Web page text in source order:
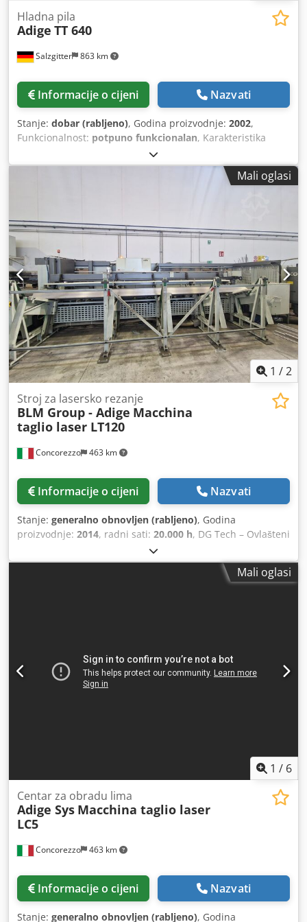
Salzgitter 863 km
Hladna pila
Adige TT 640
Informacije o cijeni Nazvati
Stanje: dobar (rabljeno), Godina proizvodnje: 2002,
Funkcionalnost: potpuno funkcionalan, Karakteristika
Tehnički podaci Vrsta stroja Potpuno automatska CNC
kružna pila za rezanje cijevi Vrsta reza Ravni rez (90°)
Promjer cijevi Ø 8–80 mm (ponekad navedeno 10–80 mm)
šipke 6.500 mm Minimalna duljina šipke 2.000 mm
Maksimalna duljina reza 4.500 mm Minimalna duljina reza
50 m
Mali oglasi
1 /2
Concorezzo 463 km
Stroj za lasersko rezanje
BLM Group - Adige Macchina
taglio laser LT120
Informacije o cijeni Nazvati
Stanje: generalno obnovljen (rabljeno), Godina
proizvodnje: 2014, radni sati: 20.000 h, DG Tech – Ovlašteni
centar za reviziju BLM Group DG Tech je nastao kao
izdvajanje iz DGService kako bi ciljano odgovorio na tržište
rabljenih strojeva BLM Group. Zahvaljujući iskustvu
demontažom i transportom, čime eliminiramo rizike
privatne prodaje. U suradnji s BLM Group isporučujemo
specijalizirane softvere, tehničku obuku i postprodajnu
PRONALAŽENJE ZAVARA LT120, INTEGRIRANI MIKRODOZER.
Mali oglasi
1 / 6
Concorezzo 463 km
Centar za obradu lima
Adige Sys Macchina taglio laser
LC5
Informacije o cijeni Nazvati
Stanje: generalno obnovljen (rabljeno), Godina